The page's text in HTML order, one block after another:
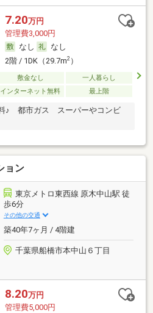
7.20万円
管理費3,000円
なし
なし
2階 / 1DK（29.7m2）
敷金なし
一人暮らし
インターネット無料 最上階
♪ 都市ガス スーパーやコンビ
ョン
東京メトロ東西線 原木中山駅 徒
歩6分
その他の交通
築40年7ヶ月 / 4階建
千葉県船橋市本中山６丁目
8.20万円
管理費5,000円